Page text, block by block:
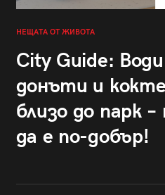
НЕЩАТА ОТ ЖИВОТА
City Guide:
донъти и
близо до парк
да е по-добър!